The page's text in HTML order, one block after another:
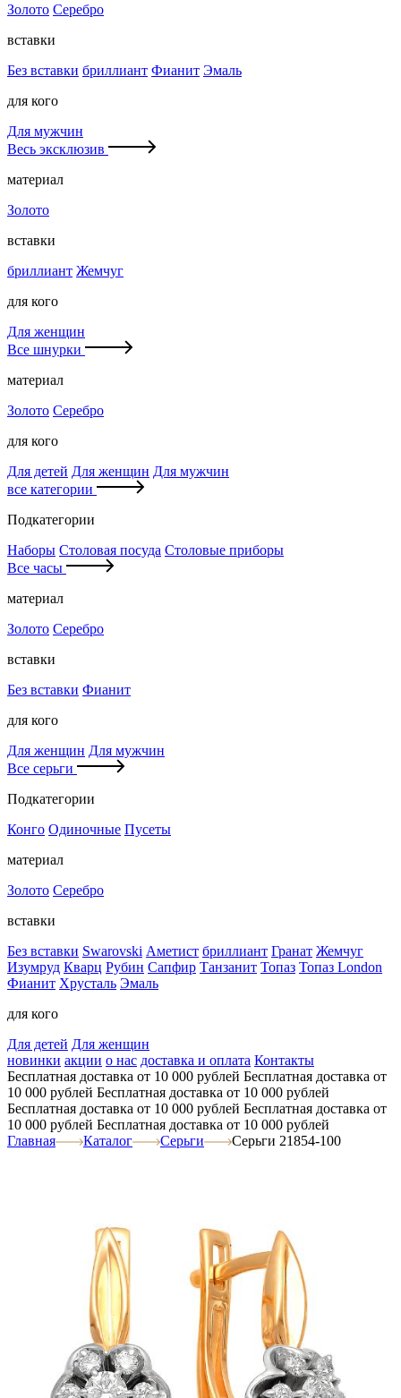
Золото Серебро
вставки
Без вставки бриллиант Фианит Эмаль
для кого
Для мужчин
Весь эксклюзив
материал
Золото
вставки
бриллиант Жемчуг
для кого
Для женщин
Все шнурки
материал
Золото Серебро
для кого
Для детей Для женщин Для мужчин
все категории
Подкатегории
Наборы Столовая посуда Столовые приборы
Все часы
материал
Золото Серебро
вставки
Без вставки Фианит
для кого
Для женщин Для мужчин
Все серьги
Подкатегории
Конго Одиночные Пусеты
материал
Золото Серебро
вставки
Без вставки Swarovski Аметист бриллиант Гранат Жемчуг
Изумруд Кварц Рубин Сапфир Танзанит Топаз Топаз London
Фианит Хрусталь Эмаль
для кого
Для детей Для женщин
новинки акции о нас доставка и оплата Контакты
Бесплатная доставка от 10 000 рублей Бесплатная доставка от
10 000 рублей Бесплатная доставка от 10 000 рублей
Бесплатная доставка от 10 000 рублей Бесплатная доставка от
10 000 рублей Бесплатная доставка от 10 000 рублей
Главная
Каталог Серьги Серьги 21854-100